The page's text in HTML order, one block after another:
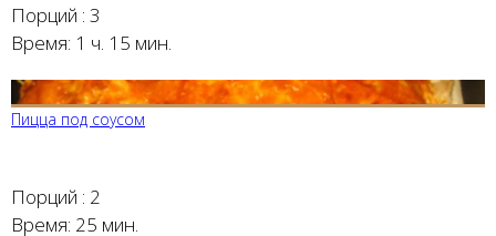
Порций : 3
Время: 1 ч. 15 мин.
Пицца под соусом
Порций : 2
Время: 25 мин.